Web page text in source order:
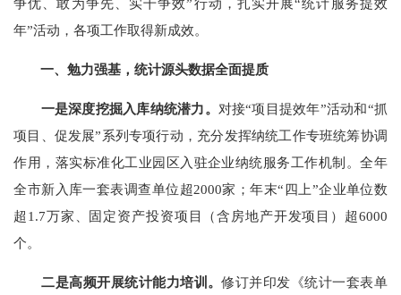
年”活动，各项工作取得新成效。
一、勉力强基，统计源头数据全面提质
一是深度挖掘入库纳统潜力。 对接“项目提效年”活动和“抓
项目、促发展”系列专项行动， 充分发挥纳统工作专班统筹协调
作用，落实标准化工业园区入驻企业纳统服务工作机制。全年
全市新入库一套表调查单位超2000家；年末“四上”企业单位数
超 1.7万家、固定资产投资项目（含房地产开发项目） 超6000
个。
二是高频开展统计能力培训。修订并印发《统计一套表单